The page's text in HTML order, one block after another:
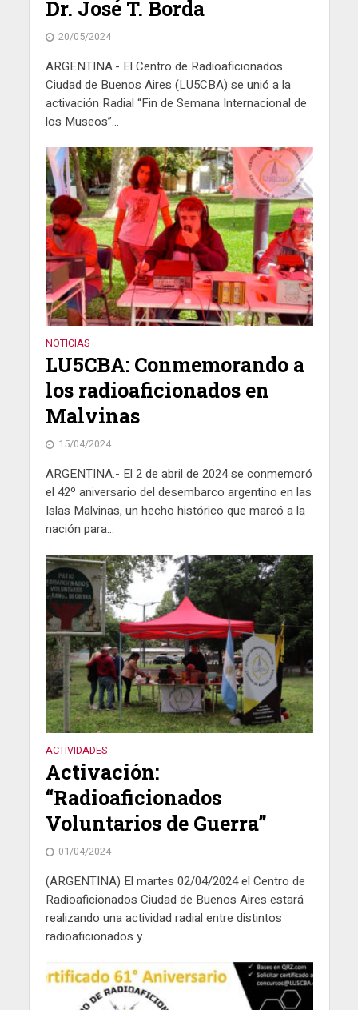
Dr. José T. Borda
20/05/2024
ARGENTINA.- El Centro de Radioaficionados
Ciudad de Buenos Aires (LU5CBA) se unió a la
activación Radial “Fin de Semana Internacional de
los Museos”...
NOTICIAS
LU5CBA: Conmemorando a
los radioaficionados en
Malvinas
15/04/2024
ARGENTINA.- El 2 de abril de 2024 se conmemoró
el 42º aniversario del desembarco argentino en las
Islas Malvinas, un hecho histórico que marcó a la
nación para...
ACTIVIDADES
Activación:
“Radioaficionados
Voluntarios de Guerra”
01/04/2024
(ARGENTINA) El martes 02/04/2024 el Centro de
Radioaficionados Ciudad de Buenos Aires estará
realizando una actividad radial entre distintos
radioaficionados y...